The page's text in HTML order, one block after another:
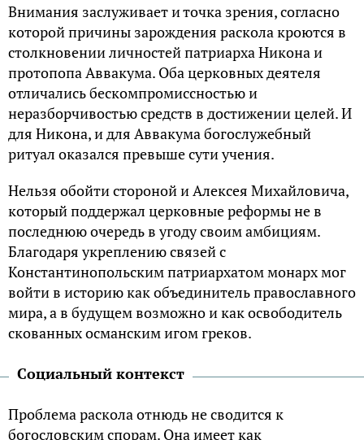
Внимания заслуживает и точка зрения, согласно
которой причины зарождения раскола кроются в
столкновении личностей патриарха Никона и
протопопа Аввакума. Оба церковных деятеля
отличались бескомпромиссностью и
неразборчивостью средств в достижении целей. И
для Никона, и для Аввакума богослужебный
ритуал оказался превыше сути учения.
Нельзя обойти стороной и Алексея Михайловича,
который поддержал церковные реформы не в
последнюю очередь в угоду своим амбициям.
Благодаря укреплению связей с
Константинопольским патриархатом монарх мог
войти в историю как объединитель православного
мира, а в будущем возможно и как освободитель
скованных османским игом греков.
Социальный контекст
Проблема раскола отнюдь не сводится к
богословским спорам. Она имеет как